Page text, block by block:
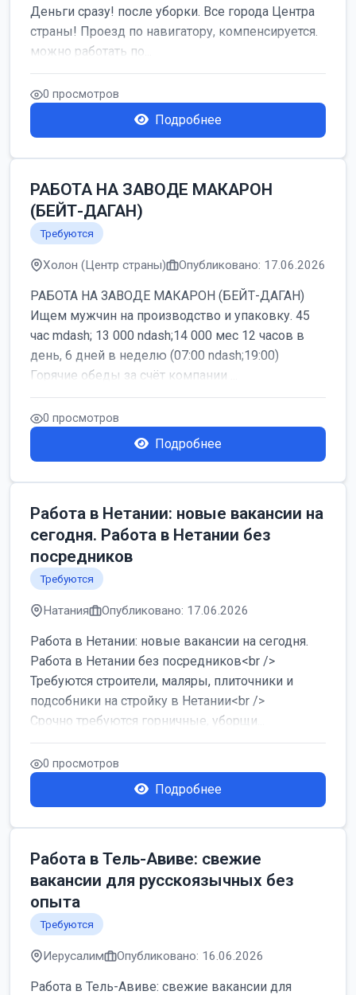
Деньги сразу! после уборки. Все города Центра
страны! Проезд по навигатору, компенсируется.
можно работать по...
0 просмотров
Подробнее
РАБОТА НА ЗАВОДЕ МАКАРОН
(БЕЙТ-ДАГАН)
Требуются
Холон (Центр страны) Опубликовано: 17.06.2026
РАБОТА НА ЗАВОДЕ МАКАРОН (БЕЙТ-ДАГАН)
Ищем мужчин на производство и упаковку. 45
час mdash; 13 000 ndash;14 000 мес 12 часов в
день, 6 дней в неделю (07:00 ndash;19:00)
Горячие обеды за счёт компании ...
0 просмотров
Подробнее
Работа в Нетании: новые вакансии на
сегодня. Работа в Нетании без
посредников
Требуются
Натания Опубликовано: 17.06.2026
Работа в Нетании: новые вакансии на сегодня.
Работа в Нетании без посредников<br />
Требуются строители, маляры, плиточники и
подсобники на стройку в Нетании<br />
Срочно требуются горничные, уборщи...
0 просмотров
Подробнее
Работа в Тель-Авиве: свежие
вакансии для русскоязычных без
опыта
Требуются
Иерусалим Опубликовано: 16.06.2026
Работа в Тель-Авиве: свежие вакансии для